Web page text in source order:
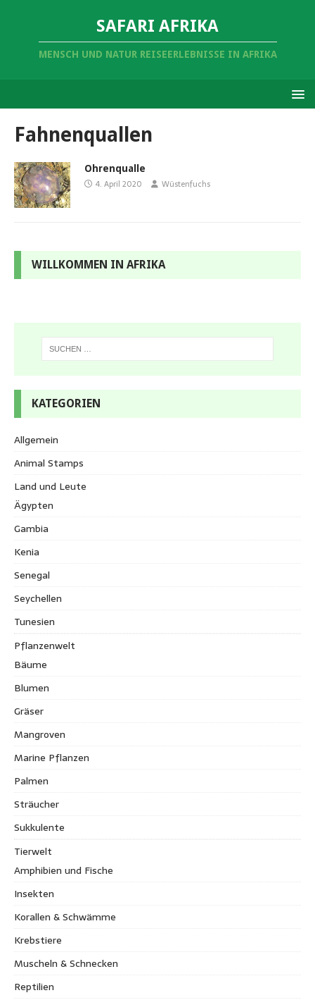
SAFARI AFRIKA
MENSCH UND NATUR REISEERLEBNISSE IN AFRIKA
Fahnenquallen
Ohrenqualle
4. April 2020 Wüstenfuchs
WILLKOMMEN IN AFRIKA
KATEGORIEN
Allgemein
Animal Stamps
Land und Leute
Ägypten
Gambia
Kenia
Senegal
Seychellen
Tunesien
Pflanzenwelt
Bäume
Blumen
Gräser
Mangroven
Marine Pflanzen
Palmen
Sträucher
Sukkulente
Tierwelt
Amphibien und Fische
Insekten
Korallen & Schwämme
Krebstiere
Muscheln & Schnecken
Reptilien